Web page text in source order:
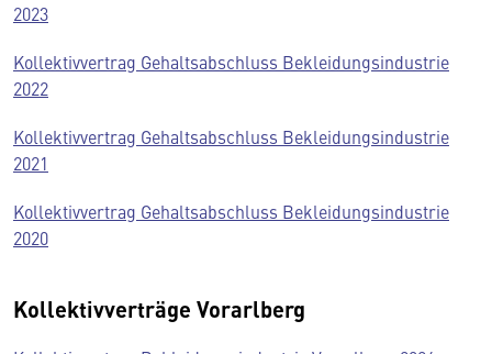
2023
Kollektivvertrag Gehaltsabschluss Bekleidungsindustrie
2022
Kollektivvertrag Gehaltsabschluss Bekleidungsindustrie
2021
Kollektivvertrag Gehaltsabschluss Bekleidungsindustrie
2020
Kollektivverträge Vorarlberg